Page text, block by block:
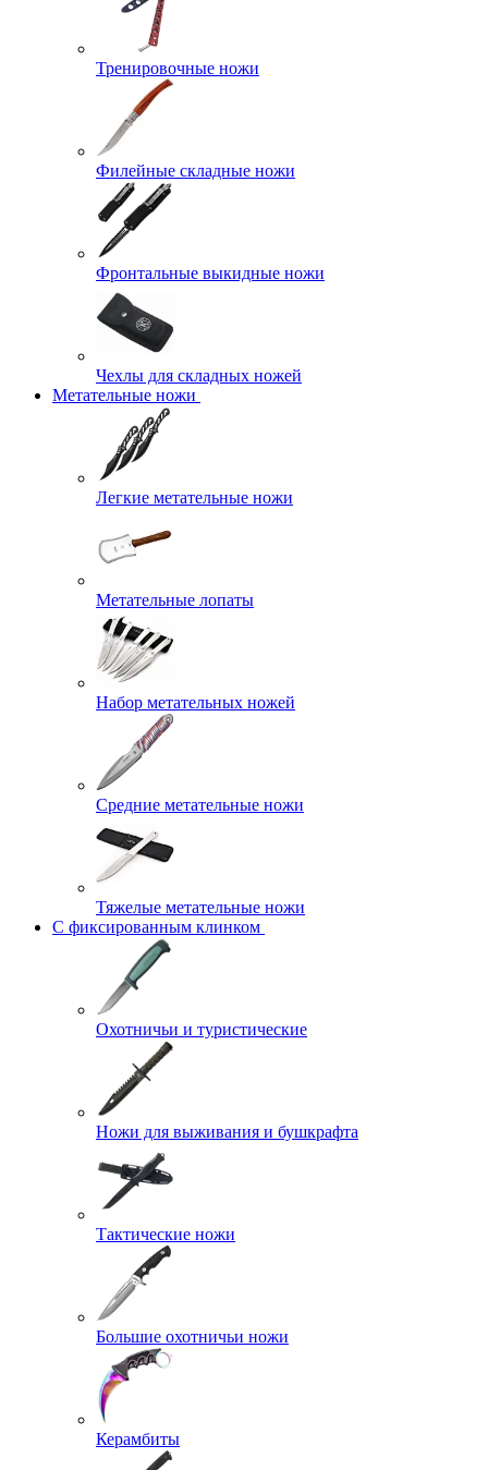
Тренировочные ножи
Филейные складные ножи
Фронтальные выкидные ножи
Чехлы для складных ножей
Метательные ножи
Легкие метательные ножи
Метательные лопаты
Набор метательных ножей
Средние метательные ножи
Тяжелые метательные ножи
С фиксированным клинком
Охотничьи и туристические
Ножи для выживания и бушкрафта
Тактические ножи
Большие охотничьи ножи
Керамбиты